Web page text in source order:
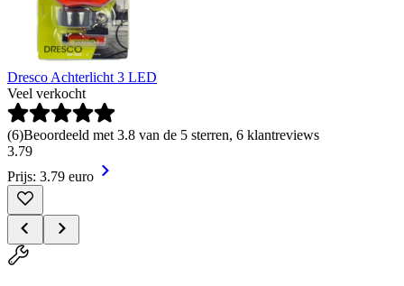
Dresco Achterlicht 3 LED
Veel verkocht
(6)Beoordeeld met 3.8 van de 5 sterren, 6 klantreviews
3.79
Prijs: 3.79 euro